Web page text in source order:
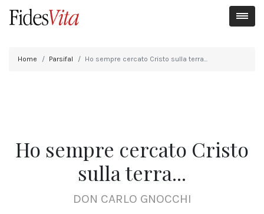
Home Parsifal Ho sempre cercato Cristo sulla terra...
Ho sempre cercato Cristo
sulla terra...
DON CARLO GNOCCHI